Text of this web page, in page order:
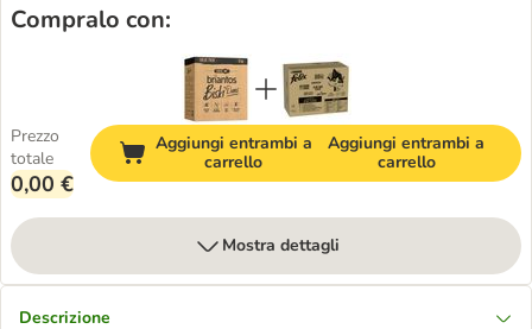
Compralo con:
Prezzo
totale
0,00 €
Aggiungi entrambi a
carrello
Aggiungi entrambi a
carrello
Mostra dettagli
Descrizione